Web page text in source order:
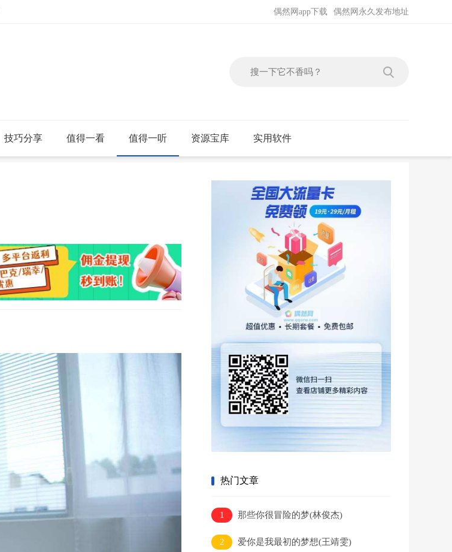
偶然网永久发布地址
偶然网app下载
技巧分享 值得一看 值得一听 资源宝库 实用软件
热门文章
1 那些你很冒险的梦(林俊杰)
2 爱你是我最初的梦想(王靖雯)